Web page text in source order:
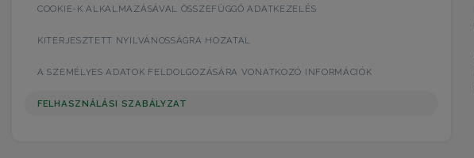
COOKIE-K ALKALMAZÁSÁVAL ÖSSZEFÜGGŐ ADATKEZELÉS
KITERJESZTETT NYILVÁNOSSÁGRA HOZATAL
A SZEMÉLYES ADATOK FELDOLGOZÁSÁRA VONATKOZÓ INFORMÁCIÓK
FELHASZNÁLÁSI SZABÁLYZAT